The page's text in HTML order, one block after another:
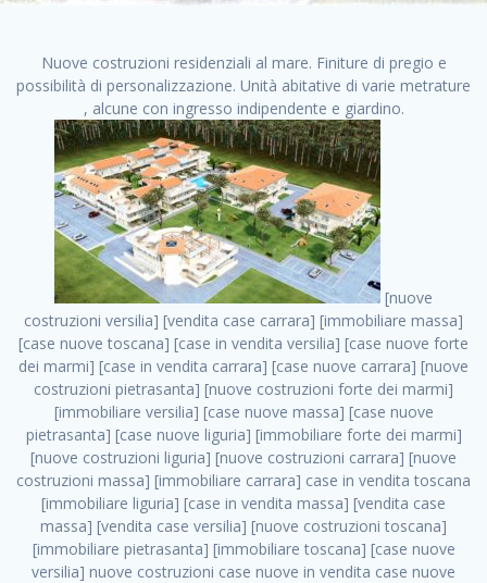
Nuove costruzioni residenziali al mare. Finiture di pregio e
possibilità di personalizzazione. Unità abitative di varie metrature
, alcune con ingresso indipendente e giardino.
[nuove costruzioni versilia] [vendita case carrara] [immobiliare massa] [case nuove toscana] [case in vendita versilia] [case nuove forte dei marmi] [case in vendita carrara] [case nuove carrara] [nuove costruzioni pietrasanta] [nuove costruzioni forte dei marmi] [immobiliare versilia] [case nuove massa] [case nuove pietrasanta] [case nuove liguria] [immobiliare forte dei marmi] [nuove costruzioni liguria] [nuove costruzioni carrara] [nuove costruzioni massa] [immobiliare carrara] case in vendita toscana [immobiliare liguria] [case in vendita massa] [vendita case massa] [vendita case versilia] [nuove costruzioni toscana] [immobiliare pietrasanta] [immobiliare toscana] [case nuove versilia] nuove costruzioni case nuove in vendita case nuove case in costruzione case nuova costruzione appartamenti nuova costruzione case in vendita nuove costruzioni terreno edificabile nuove costruzioni milano marina di carrara carrara massa massa carrara toscana versilia case in vendita a milano case in vendita a roma appartamenti nuovi in vendita vendita case milano case in vendita torino case in vendita milano case di nuova costruzione nuove costruzioni roma case in vendita roma , cerco casa in vendita roma . vendita case roma vendita case torino villette nuova costruzione vendita case privati cerco casa milano vendita case impresa edile vendita case genova vendita immobili vendita case nuove cerco casa ville nuova costruzione annunci case in vendita case in vendita nuova costruzione nuove case in vendita case in vendita da privati villette a schiera cerco casa in vendita case in affitto vendita nuove costruzioni costruire case affitto affitto negozio milano cerco casa roma cerco casa nuova costruzione appartamenti in costruzione, cerco casa in vendita roma . case nuove vendita case in vendita nuove case nuove milano nuove costruzioni morena case in vendita costruzioni case case in vendita tor vergata nuova annunci vendita case case in vendita milano centro, cerco casa in vendita roma . vendita case nuova costruzione case in vendita privati agenzia immobiliare appartamenti di nuova costruzione ville in costruzione case in vendita a opera nuova costruzione nuove costruzioni torino, cerco casa in vendita roma . appartamenti nuovi impresa edile roma trova casa costruzioni nuove appartamenti in affitto cantieri in costruzione, cerco casa in vendita roma . immobiliare nuove costruzioni case in vendita dragona appartamenti in vendita siti vendita case case in vendita roma nord nuovi costruzioni ville nuove in vendita nuove costruzioni in vendita trovocasa cerco casa affitto villette in vendita nuove costruzioni immobiliari nuove costruzioni bologna toscano immobiliare palermo nuovi appartamenti vendita case dragona nuova costruzione case in vendita villaggio prenestino, cerco casa in vendita roma . case in vendita dal costruttore imprese edili torino nuove costruzioni firenze immobiliare case nuove in costruzione toscano immobiliare milano, cerco casa in vendita roma . casanuova case in vendita acilia dragona case in vendita di nuova costruzione case in vendita da costruttore nuove costruzioni eur case e cantieri appartamenti in vendita nuova costruzione case in vendita a dragona roma case in vendita nuove case in costruzione porta portese immobiliare appartamenti cerco casa disperatamente case in vendita torresina cascine in vendita vendita immobili roma, cerco casa in vendita roma . milano nuove costruzioni morena case in vendita costruzioni edili nuove costruzioni catania visure catastali on line gratis nuove costruzioni monza case in costruzione milano, cerco casa in vendita roma . nuove costruzioni boccea vendita immobili milano attico immobiliare roma vendita imprese edili bergamo impresa edile bologna case in vendita a classe appartamento nuovo nuove costruzioni pietralata case costruzione case in vendita roma sud nuove costruzioni residenziali a milano appartamenti nuova costruzione milano case in vendita boccea case in vendita morena nuove costruzioni vendita immobili privati, cerco casa in vendita roma . comprare casa nuova costruzione case in vendita con leasing case in vendita ostia antica case nuova costruzione milano appartamenti nuovi milano case nuove roma nuove costruzioni bari edilizia convenzionata case in vendita a tortona villaggio prenestino case in vendita toscano immobiliare professione casa nuove costruzioni parma impresa costruzioni nuove case nuove costruzioni bergamo vendita immobili torino ville di nuova costruzione solo affitti appartamento nuovo in vendita appartamenti nuova costruzione roma case nuova costruzione roma, cerco casa in vendita roma . nuove costruzioni a milano case in costruzione roma impresa di costruzioni grimaldi immobiliare costruzioni villetta nuova costruzione case in vendita da imprese edili cerco casa a acquisto casa in costruzione nuove costruzioni mare costruzioni immobiliari cantieri nuove costruzioni acquisto casa nuova costruzione nuove costruzioni padova comprare casa in costruzione impresa edile napoli nuove costruzioni pescara casa risorse immobiliari, cerco casa in vendita roma . immobili in costruzione villette nuove villette nuove in vendita gabetti imprese edili verona nuove costruzioni milano sud nuovi immobili nuove costruzioni legnano, cerco casa in vendita roma . cantieri nuove costruzioni milano villa nuova case vendita nuove costruzioni appartamenti in vendita nuovi immobili nuovi costruttori case imprese edili brescia nuovi appartamenti milano case in vendita selva nera casa nuova retecasa case nuova costruzione in vendita monolocale imprese edili firenze imprese edili padova frimm vendita case dragona nuove costruzioni vendita imprese edili parma imprese di costruzioni milano immobiliare toscano frimm immobiliare roma case case dal costruttore acquisto terreno agricolo imprese edili italiane roma vende casa case nuove a milano nuove costruzioni a roma imprese costruzioni roma cerco casa nuova immobili di nuova costruzione case in vendita castelverde roma impresa edile palermo rent to buy roma nuove costruzioni, cerco casa in vendita roma . tempocasa case in vendita a riscatto nuove costruzioni varese nuove costruzioni bolzano vendita case in costruzione nuove costruzioni lecce cantiere milano costruire villa imprese edili treviso impresa edile catania case in vendita roma tiburtina vendita appartamenti nuova costruzione vendita immobili commerciali case nuove in vendita milano nuove costruzioni seregno cerca casa vendita cerco casa milano vendita nuove costruzioni milano ovest vendita case nuove milano imprese edili modena nuove costruzioni milano centro case in vendita aranova nuove abitazioni, cerco casa in vendita roma ., cerco casa in vendita roma . nuove costruzioni brescia nuove costruzioni como appartamenti nuovi in vendita a milano case in vendita bologna nuove costruzioni appartamenti in vendita milano nuova costruzione imprese edili como morena nuove costruzioni nuove costruzioni case vendita appartamenti nuovi nuove costruzioni salerno eurekasa villette in costruzione bilocali nuovi case nuove in vendita a roma case in vendita con permuta nuove costruzioni trento impresa edile varese imprese costruzioni milano imprese edili venezia case in vendita prenestina imprese edili spa nuove costruzioni gallarate roma nuove costruzioni case in nuova costruzione nuovi case nuove in vendita a milano nuove costruzioni loano nuovi cantieri milano imprese edili novara case in vendita roma est imprese di costruzioni roma appartamenti in costruzione milano nuovi cantieri cerco casa vendita milano nuove costruzioni brugherio vendita case da imprese edili imprese edili udine nuove costruzioni direttamente dal costruttore imprese edili vicenza case in vendita a loano nuova costruzione nuove villette prezzi case nuove case in vendita in costruzione compravendita terreno agricolo cantiere, cerco casa in vendita roma . case in vendita milano navigli costruzione nuova casa costruzioni nuove milano nuove costruzioni roma rent to buy nuove costruzioni taranto palazzo in costruzione vendita appartamenti nuova costruzione milano centro costruzioni milano case in vendita milano nuove costruzioni case in vendita milano sud impresa edile como case nuove a roma boccea case in vendita imprese edili trento nuove costruzioni buccinasco case in costruzione a milano nuove costruzioni ripamonti case in vendita a salerno nuove costruzioni nuove residenze milano case nuove vendita milano nuove costruzioni milano nord nuove costruzioni livorno vendita nuove costruzioni roma nuove costruzioni liguria costruzioni roma cerco casa roma vendita nuove costruzioni classe a impresa edile rimini nuovi annunci case in vendita nuove costruzioni magenta todini costruzioni case grezze in vendita vendita appartamenti nuovi milano case in vendita gallaratese milano nuove costruzioni arezzo, cerco casa in vendita roma . case in vendita castelverde case nuove dal costruttore nuovo appartamento nuove costruzioni desenzano imprese edili lombardia imprese edili veneto appartamenti in costruzione roma case vendita pescara nuove costruzioni case in vendita ad acilia imprese edili verona e provincia nuove costruzioni desio appartamenti classe a milano firenze nuove costruzioni pirelli re immobiliare grandi imprese di costruzioni case in vendita torresina roma case in vendita navigli milano nuove costruzioni roma centro nuovecostruzioni appartamenti nuovi a milano impresa edile ancona nuove residenze dragona case in vendita nuove costruzioni brindisi vendita nuove costruzioni milano case in vendita arredate nuove case mila